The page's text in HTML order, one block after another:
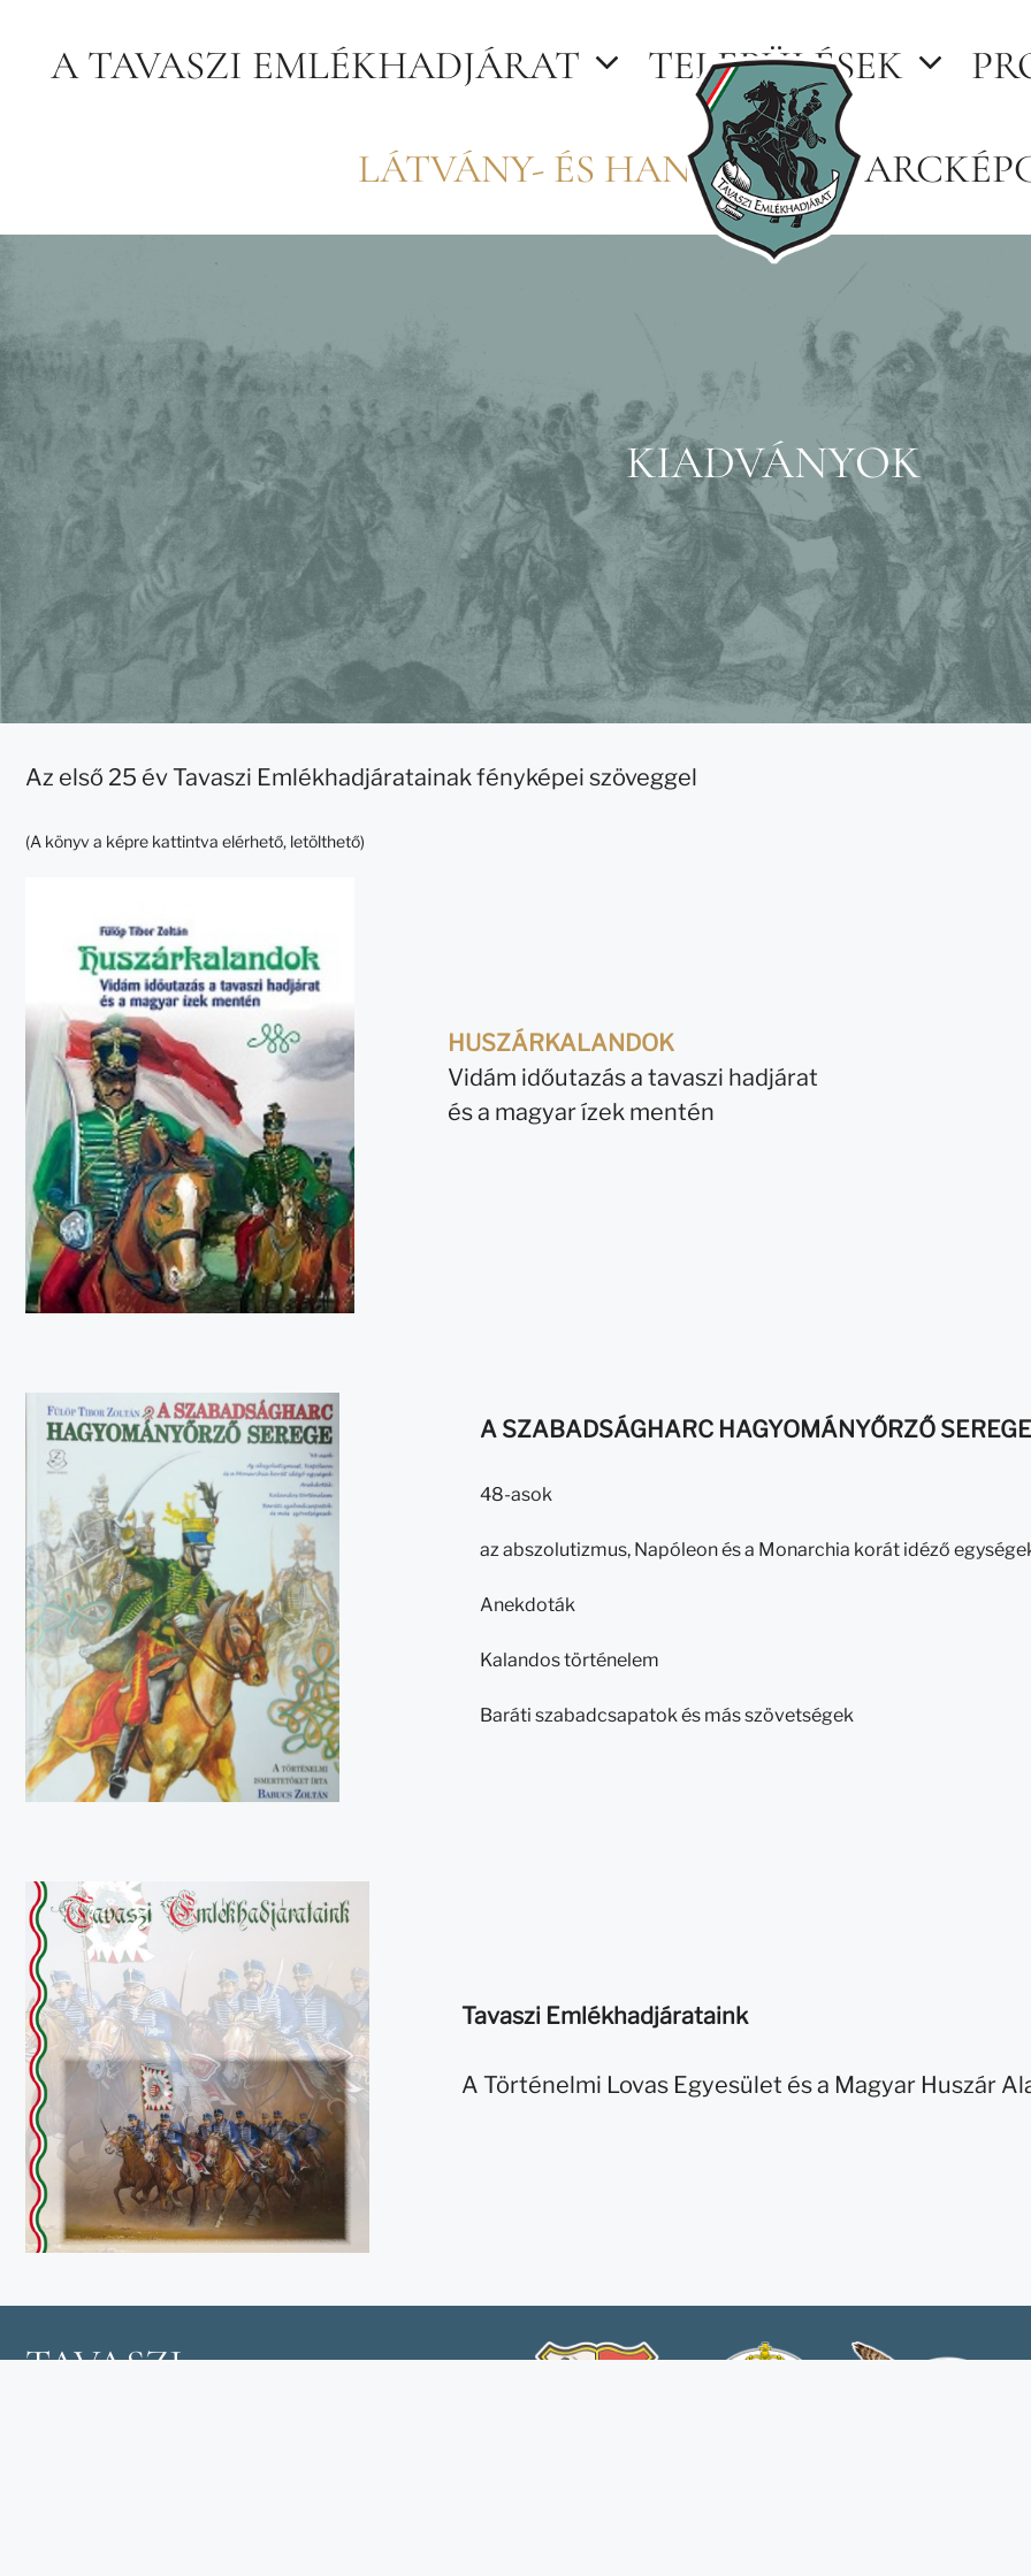
A TAVASZI EMLÉKHADJÁRAT TELEPÜLÉSEK
LÁTVÁNY- ÉS HANGTÁR
KIADVÁNYOK
Az első 25 év Tavaszi Emlékhadjáratainak fényképei szöveggel
(A könyv a képre kattintva elérhető, letölthető)
HUSZÁRKALANDOK
Vidám időutazás a tavaszi hadjárat
és a magyar ízek mentén
A SZABADSÁGHARC HAGYOMÁNYŐRZŐ
48-asok
az abszolutizmus, Napóleon és a Monarchia korát idéző
Anekdoták
Kalandos történelem
Baráti szabadcsapatok és más szövetségek
Tavaszi Emlékhadjárataink
A Történelmi Lovas Egyesület és a Magyar Huszár
TAVASZI